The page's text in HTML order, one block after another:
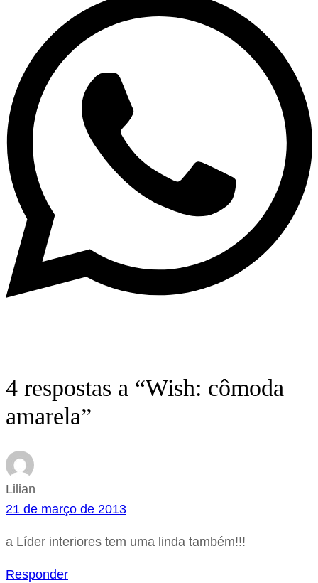
4 respostas a “Wish: cômoda
amarela”
Lilian
21 de março de 2013
a Líder interiores tem uma linda também!!!
Responder